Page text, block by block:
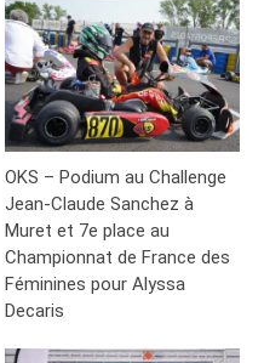
OKS – Podium au Challenge
Jean-Claude Sanchez à
Muret et 7e place au
Championnat de France des
Féminines pour Alyssa
Decaris